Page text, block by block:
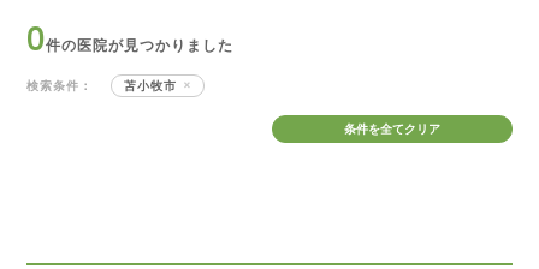
0件の医院が見つかりました
検索条件： 苫小牧市
条件を全てクリア